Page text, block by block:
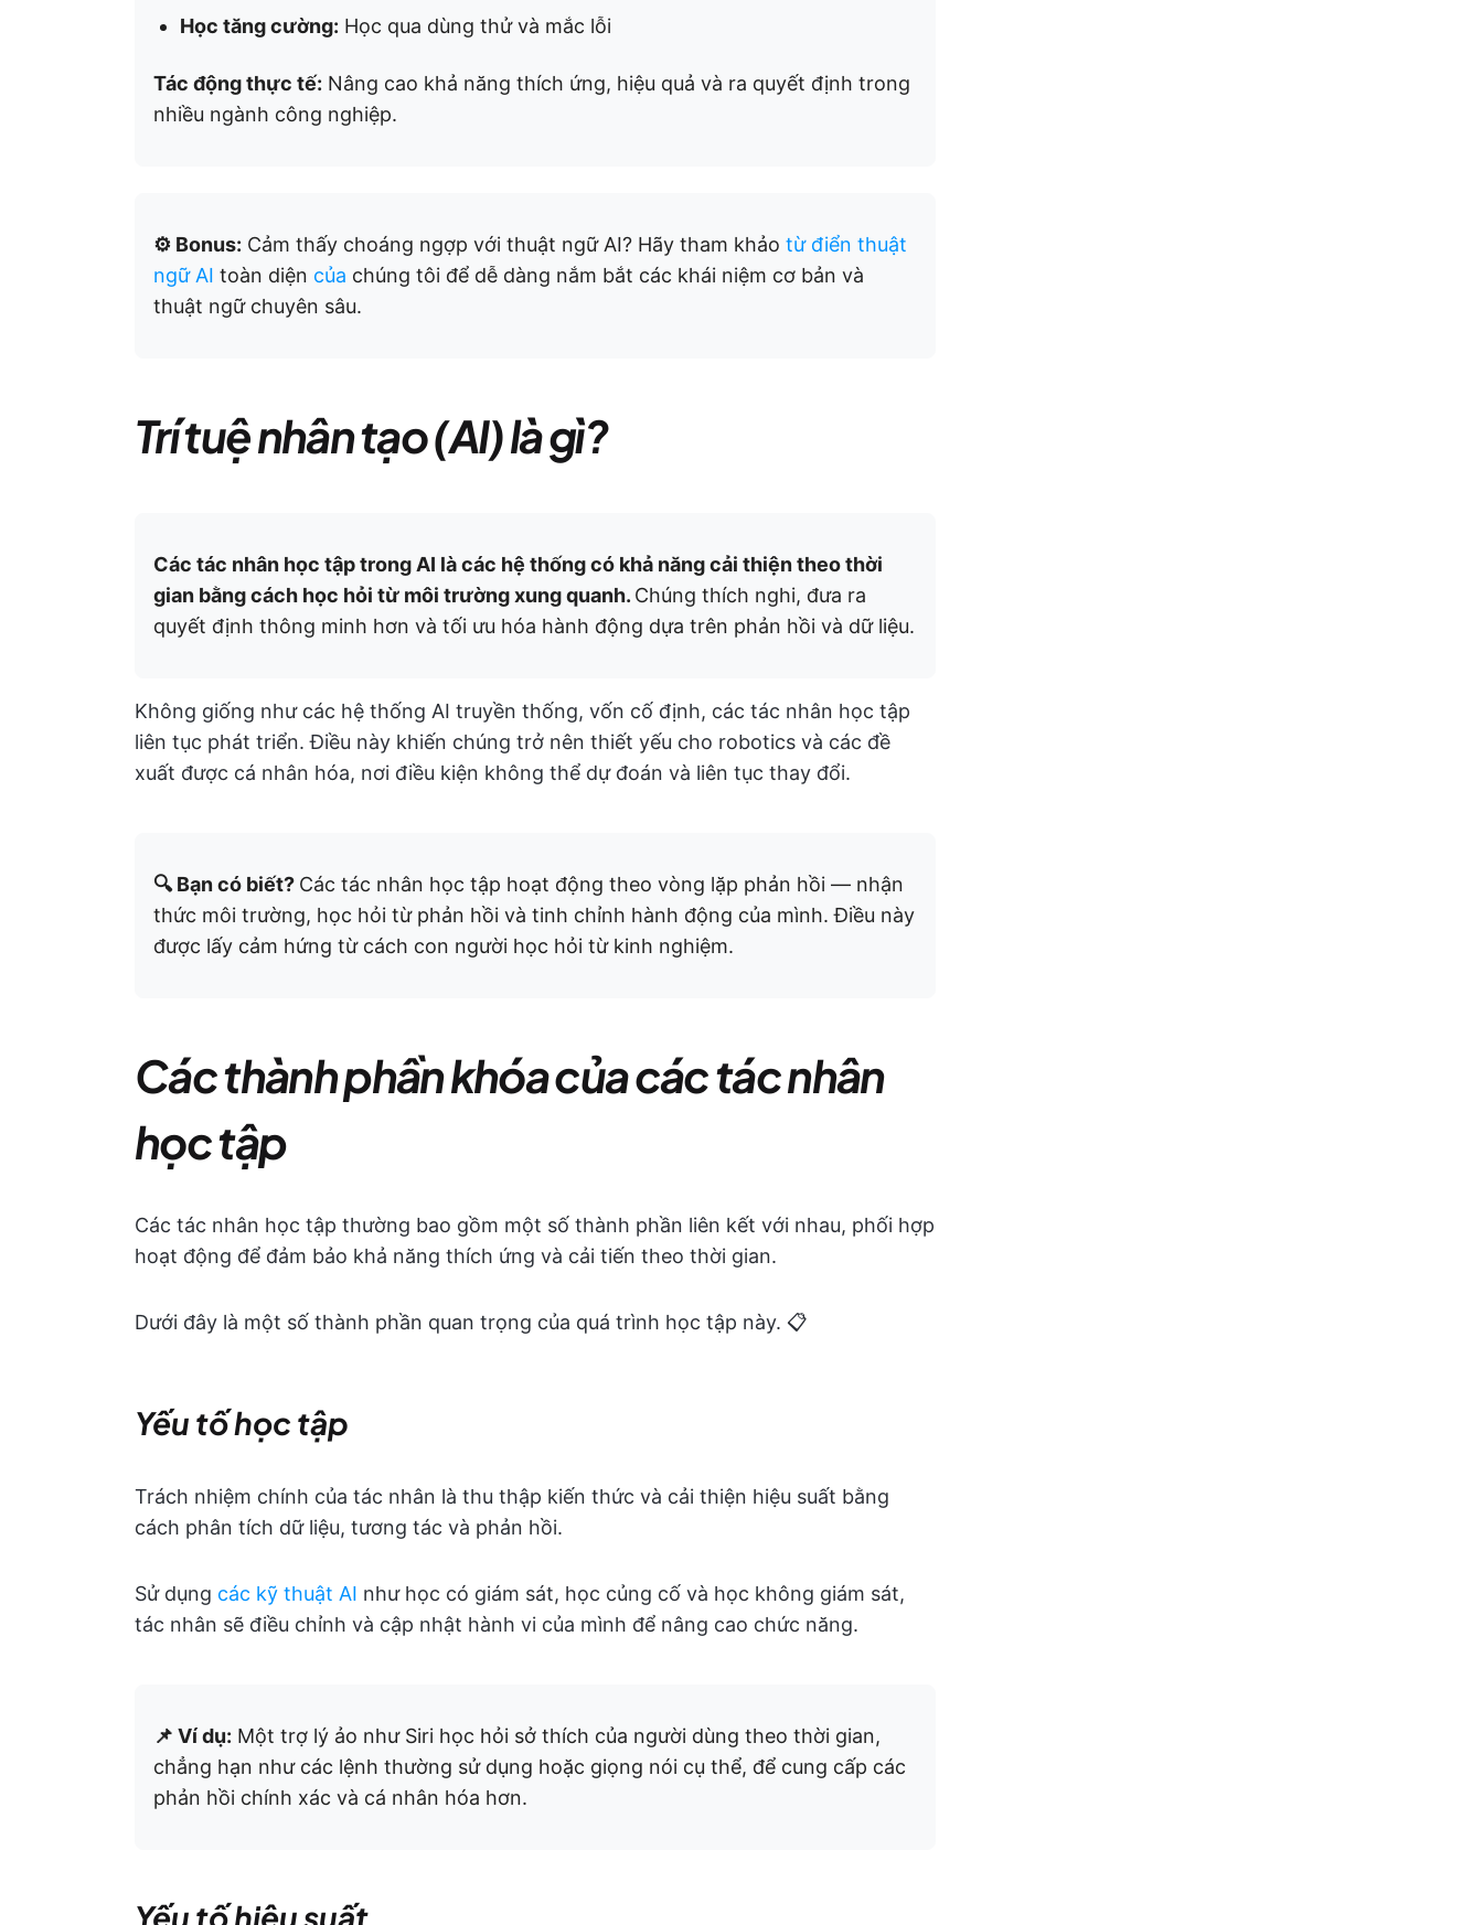
Học tăng cường: Học qua dùng thử và mắc lỗi
Tác động thực tế: Nâng cao khả năng thích ứng, hiệu quả và ra quyết định trong
nhiều ngành công nghiệp.
⚙️ Bonus: Cảm thấy choáng ngợp với thuật ngữ AI? Hãy tham khảo từ điển thuật
ngữ AI toàn diện của chúng tôi để dễ dàng nắm bắt các khái niệm cơ bản và
thuật ngữ chuyên sâu.
Trí tuệ nhân tạo (AI) là gì?
Các tác nhân học tập trong AI là các hệ thống có khả năng cải thiện theo thời
gian bằng cách học hỏi từ môi trường xung quanh. Chúng thích nghi, đưa ra
quyết định thông minh hơn và tối ưu hóa hành động dựa trên phản hồi và dữ liệu.
Không giống như các hệ thống AI truyền thống, vốn cố định, các tác nhân học tập
liên tục phát triển. Điều này khiến chúng trở nên thiết yếu cho robotics và các đề
xuất được cá nhân hóa, nơi điều kiện không thể dự đoán và liên tục thay đổi.
🔍 Bạn có biết? Các tác nhân học tập hoạt động theo vòng lặp phản hồi — nhận
thức môi trường, học hỏi từ phản hồi và tinh chỉnh hành động của mình. Điều này
được lấy cảm hứng từ cách con người học hỏi từ kinh nghiệm.
Các thành phần khóa của các tác nhân
học tập
Các tác nhân học tập thường bao gồm một số thành phần liên kết với nhau, phối hợp
hoạt động để đảm bảo khả năng thích ứng và cải tiến theo thời gian.
Dưới đây là một số thành phần quan trọng của quá trình học tập này. 📋
Yếu tố học tập
Trách nhiệm chính của tác nhân là thu thập kiến thức và cải thiện hiệu suất bằng
cách phân tích dữ liệu, tương tác và phản hồi.
Sử dụng các kỹ thuật AI như học có giám sát, học củng cố và học không giám sát,
tác nhân sẽ điều chỉnh và cập nhật hành vi của mình để nâng cao chức năng.
📌 Ví dụ: Một trợ lý ảo như Siri học hỏi sở thích của người dùng theo thời gian,
chẳng hạn như các lệnh thường sử dụng hoặc giọng nói cụ thể, để cung cấp các
phản hồi chính xác và cá nhân hóa hơn.
Yếu tố hiệu suất